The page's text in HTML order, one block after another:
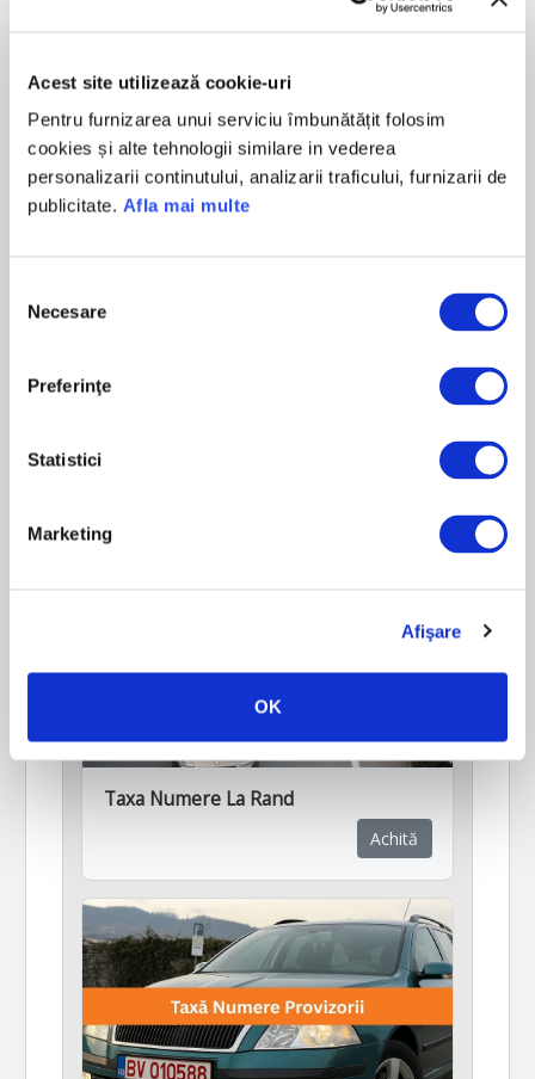
Acest site utilizează cookie-uri
Pentru furnizarea unui serviciu îmbunătățit folosim
cookies și alte tehnologii similare in vederea
personalizarii continutului, analizarii traficului, furnizarii de
publicitate. Afla mai multe
consimțământului
Necesare
Preferinţe
Statistici
Marketing
Afişare
OK
Taxa Numere La Rand
Achită